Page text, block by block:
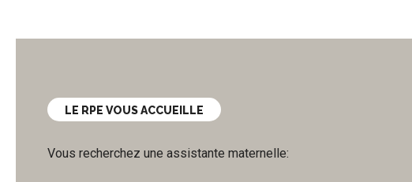
LE RPE VOUS ACCUEILLE
Vous recherchez une assistante maternelle: